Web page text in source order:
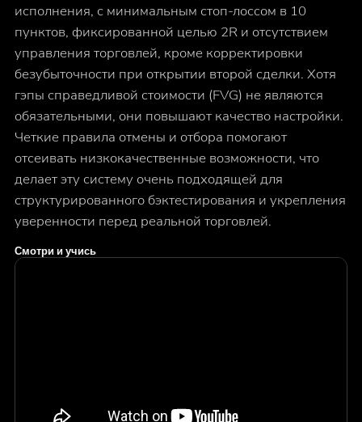
исполнения, с минимальным стоп-лоссом в 10
пунктов, фиксированной целью 2R и отсутствием
управления торговлей, кроме корректировки
безубыточности при открытии второй сделки. Хотя
гэпы справедливой стоимости (FVG) не являются
обязательными, они повышают качество настройки.
Четкие правила отмены и отбора помогают
отсеивать низкокачественные возможности, что
делает эту систему очень подходящей для
структурированного бэктестирования и укрепления
уверенности перед реальной торговлей.
Смотри и учись